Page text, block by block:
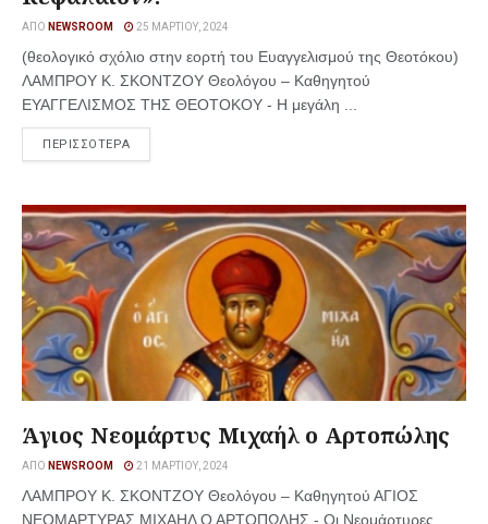
ΑΠΌ NEWSROOM 25 ΜΑΡΤΊΟΥ, 2024
(θεολογικό σχόλιο στην εορτή του Ευαγγελισμού της Θεοτόκου)
ΛΑΜΠΡΟΥ Κ. ΣΚΟΝΤΖΟΥ Θεολόγου – Καθηγητού
ΕΥΑΓΓΕΛΙΣΜΟΣ ΤΗΣ ΘΕΟΤΟΚΟΥ - Η μεγάλη ...
ΠΕΡΙΣΣΟΤΕΡΑ
Άγιος Νεομάρτυς Μιχαήλ ο Αρτοπώλης
ΑΠΌ NEWSROOM 21 ΜΑΡΤΊΟΥ, 2024
ΛΑΜΠΡΟΥ Κ. ΣΚΟΝΤΖΟΥ Θεολόγου – Καθηγητού ΑΓΙΟΣ
ΝΕΟΜΑΡΤΥΡΑΣ ΜΙΧΑΗΛ Ο ΑΡΤΟΠΩΛΗΣ - Οι Νεομάρτυρες,